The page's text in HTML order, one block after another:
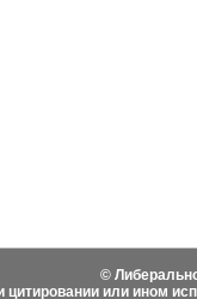
©
цитировании или ином